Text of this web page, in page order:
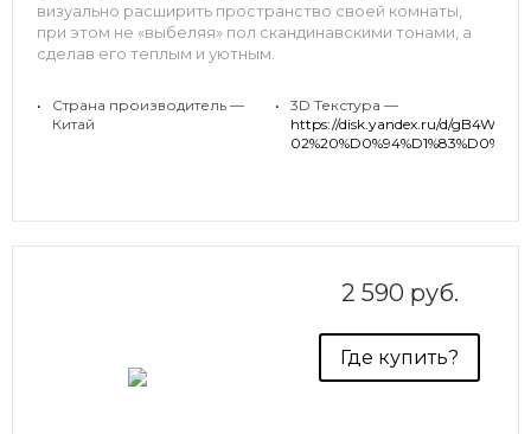
визуально расширить пространство своей комнаты,
при этом не «выбеляя» пол скандинавскими тонами, а
сделав его теплым и уютным.
простая уборка, а также совместимость с теплым
полом — те качества, за которые выбирают кварцевый
•
Страна производитель —
Китай
•
3D Текстура —
https://disk.yandex.ru/d/
2 590 руб.
Где купить?